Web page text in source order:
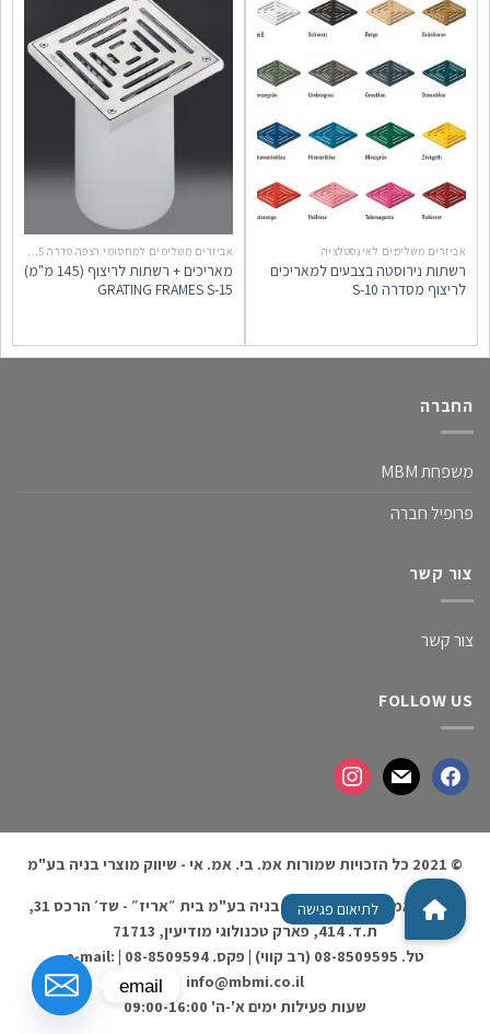
אביזרים משלימים לאינסטלציה
רשתות נירוסטה בצבעים למאריכים
לריצוף מסדרה S-10
אביזרים משלימים למחסומי רצפה סדרה S-15
מאריכים + רשתות לריצוף (145 מ"מ)
15-GRATING FRAMES S
החברה
משפחת MBM
פרופיל חברה
צור קשר
צור קשר
FOLLOW US
© 2021 כל הזכויות שמורות אמ. בי. אמ. אי - שיווק מוצרי בניה בע"מ
אמ. בי. אמ. אי - שיווק מוצרי בניה בע"מ בית ״אריז״ - שד׳ הרכס 31,
ת.ד. 414, פארק טכנולוגי מודיעין, 71713
טל. 08-8509595 (רב קווי) | פקס. 08-8509594 | e-mail:
info@mbmi.co.il
שעות פעילות ימים א'-ה' 09:00-16:00
email